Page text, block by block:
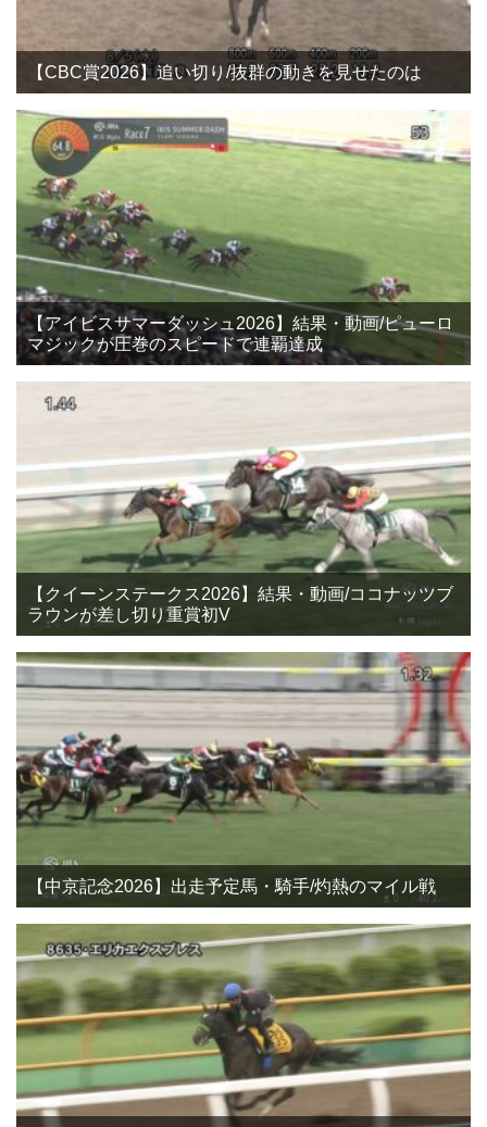
【CBC賞2026】追い切り/抜群の動きを見せたのは
【アイビスサマーダッシュ2026】結果・動画/ピューロ
マジックが圧巻のスピードで連覇達成
【クイーンステークス2026】結果・動画/ココナッツブ
ラウンが差し切り重賞初V
【中京記念2026】出走予定馬・騎手/灼熱のマイル戦